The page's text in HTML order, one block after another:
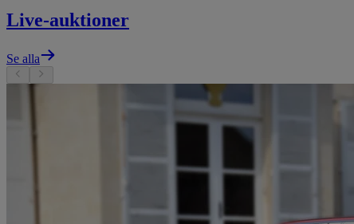
Live-auktioner
Se alla